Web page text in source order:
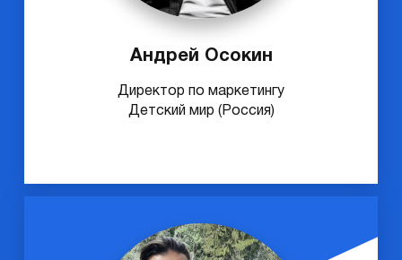
Андрей Осокин
Директор по маркетингу
Детский мир (Россия)